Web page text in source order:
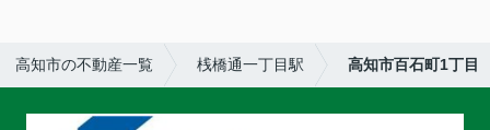
高知市の不動産一覧 桟橋通一丁目駅 高知市百石町1丁目